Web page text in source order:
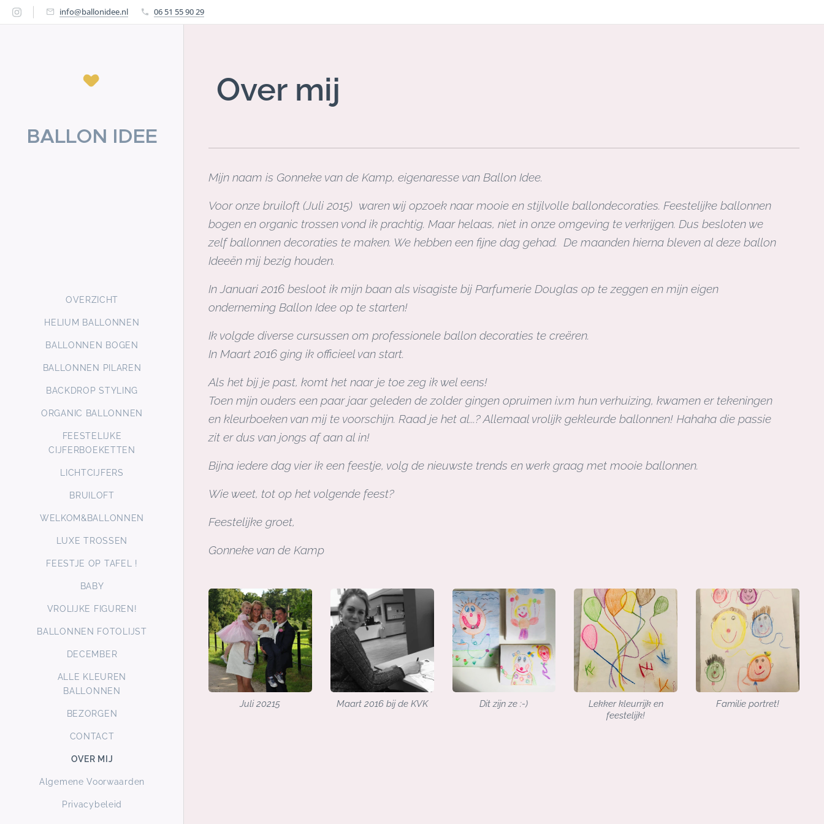
info@ballonidee.nl 06 51 55 90 29
BALLON IDEE
OVERZICHT
HELIUM BALLONNEN
BALLONNEN BOGEN
BALLONNEN PILAREN
BACKDROP STYLING
ORGANIC BALLONNEN
FEESTELIJKE
CIJFERBOEKETTEN
LICHTCIJFERS
BRUILOFT
WELKOM&BALLONNEN
LUXE TROSSEN
FEESTJE OP TAFEL !
BABY
VROLIJKE FIGUREN!
BALLONNEN FOTOLIJST
DECEMBER
ALLE KLEUREN
BALLONNEN
BEZORGEN
CONTACT
OVER MIJ
Algemene Voorwaarden
Privacybeleid
Over mij
Mijn naam is Gonneke van de Kamp, eigenaresse van Ballon Idee.
Voor onze bruiloft (Juli 2015) waren wij opzoek naar mooie en stijlvolle ballondecoraties. Feestelijke ballonnen
bogen en organic trossen vond ik prachtig. Maar helaas, niet in onze omgeving te verkrijgen. Dus besloten we
zelf ballonnen decoraties te maken. We hebben een fijne dag gehad. De maanden hierna bleven al deze ballon
Ideeën mij bezig houden.
In Januari 2016 besloot ik mijn baan als visagiste bij Parfumerie Douglas op te zeggen en mijn eigen
onderneming Ballon Idee op te starten!
Ik volgde diverse cursussen om professionele ballon decoraties te creëren.
In Maart 2016 ging ik officieel van start.
Als het bij je past, komt het naar je toe zeg ik wel eens!
Toen mijn ouders een paar jaar geleden de zolder gingen opruimen i.v.m hun verhuizing, kwamen er tekeningen
en kleurboeken van mij te voorschijn. Raad je het al...? Allemaal vrolijk gekleurde ballonnen! Hahaha die passie
zit er dus van jongs af aan al in!
Bijna iedere dag vier ik een feestje, volg de nieuwste trends en werk graag met mooie ballonnen.
Wie weet, tot op het volgende feest?
Feestelijke groet,
Gonneke van de Kamp
Juli 20215 Maart 2016 bij de KVK Dit zijn ze :-)
Lekker kleurrijk en
feestelijk!
Familie portret!